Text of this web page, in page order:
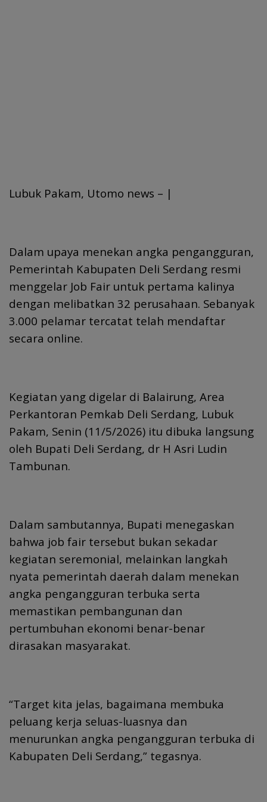
Lubuk Pakam, Utomo news – |
Dalam upaya menekan angka pengangguran,
Pemerintah Kabupaten Deli Serdang resmi
menggelar Job Fair untuk pertama kalinya
dengan melibatkan 32 perusahaan. Sebanyak
3.000 pelamar tercatat telah mendaftar
secara online.
Kegiatan yang digelar di Balairung, Area
Perkantoran Pemkab Deli Serdang, Lubuk
Pakam, Senin (11/5/2026) itu dibuka langsung
oleh Bupati Deli Serdang, dr H Asri Ludin
Tambunan.
Dalam sambutannya, Bupati menegaskan
bahwa job fair tersebut bukan sekadar
kegiatan seremonial, melainkan langkah
nyata pemerintah daerah dalam menekan
angka pengangguran terbuka serta
memastikan pembangunan dan
pertumbuhan ekonomi benar-benar
dirasakan masyarakat.
“Target kita jelas, bagaimana membuka
peluang kerja seluas-luasnya dan
menurunkan angka pengangguran terbuka di
Kabupaten Deli Serdang,” tegasnya.